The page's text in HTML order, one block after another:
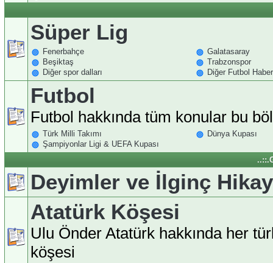
Süper Lig
Fenerbahçe
Galatasaray
Beşiktaş
Trabzonspor
Diğer spor dalları
Diğer Futbol
Futbol
Futbol hakkında tüm konular bu
Türk Milli Takımı
Dünya Kupası
Şampiyonlar Ligi & UEFA Kupası
Deyimler ve İlginç
Atatürk Köşesi
Ulu Önder Atatürk hakkında her
köşesi